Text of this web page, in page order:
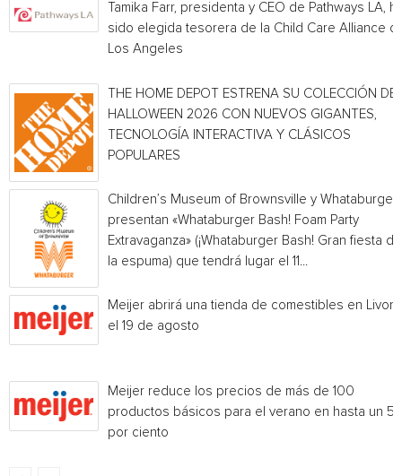
Tamika Farr, presidenta y CEO de Pathways LA,
sido elegida tesorera de la Child Care Alliance of
Los Angeles
THE HOME DEPOT ESTRENA SU COLECCIÓN DE
HALLOWEEN 2026 CON NUEVOS GIGANTES,
TECNOLOGÍA INTERACTIVA Y CLÁSICOS
POPULARES
Children’s Museum of Brownsville y Whataburger
presentan «Whataburger Bash! Foam Party
Extravaganza» (¡Whataburger Bash! Gran fiesta de
la espuma) que tendrá lugar el 11...
Meijer abrirá una tienda de comestibles en
el 19 de agosto
Meijer reduce los precios de más de 100
productos básicos para el verano en hasta un
por ciento